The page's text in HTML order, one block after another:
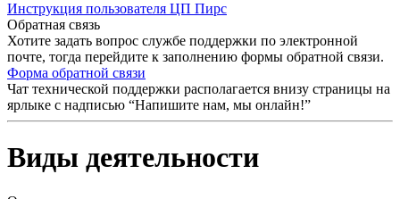
Инструкция пользователя ЦП Пирс
Обратная связь
Хотите задать вопрос службе поддержки по электронной
почте, тогда перейдите к заполнению формы обратной связи.
Форма обратной связи
Чат технической поддержки располагается внизу страницы на
ярлыке с надписью “Напишите нам, мы онлайн!”
Виды деятельности